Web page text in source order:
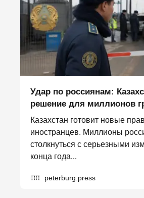
Удар по россиянам:
решение для миллионов
Казахстан готовит новые
иностранцев. Миллионы
столкнуться с серьезными
конца года...
peterburg.press